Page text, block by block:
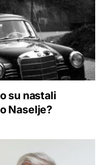
su nastali
Naselje?